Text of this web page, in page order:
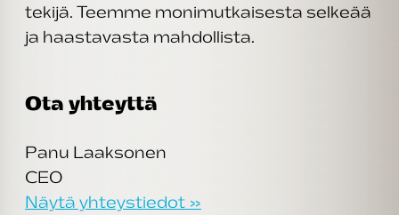
tekijä. Teemme monimutkaisesta selkeää
ja haastavasta mahdollista.
Ota yhteyttä
Panu Laaksonen
CEO
Näytä yhteystiedot »